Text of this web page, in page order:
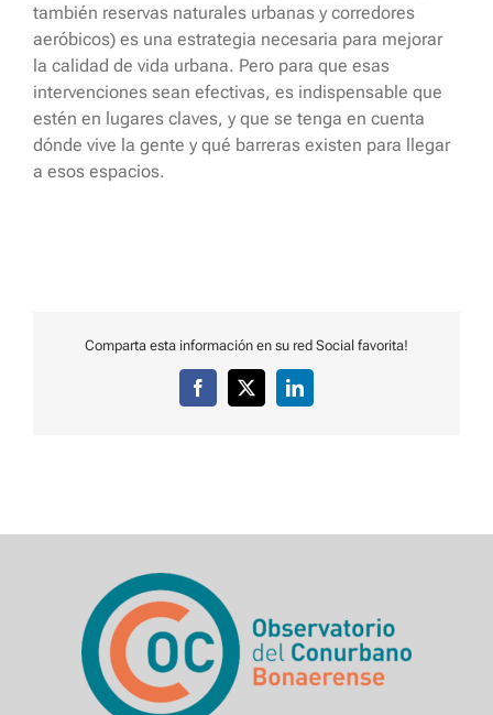
también reservas naturales urbanas y corredores
aeróbicos) es una estrategia necesaria para mejorar
la calidad de vida urbana. Pero para que esas
intervenciones sean efectivas, es indispensable que
estén en lugares claves, y que se tenga en cuenta
dónde vive la gente y qué barreras existen para llegar
a esos espacios.
Comparta esta información en su red Social favorita!
Facebook
X LinkedIn